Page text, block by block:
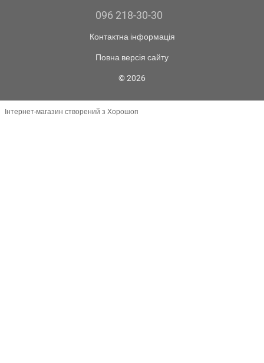
096 218-30-30
Контактна інформація
Повна версія сайту
© 2026
Інтернет-магазин створений з Хорошоп